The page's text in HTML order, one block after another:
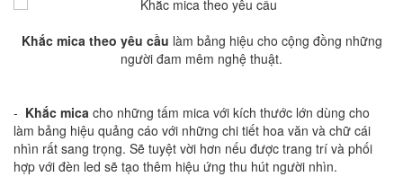
Khắc mica theo yêu cầu làm bảng hiệu cho cộng đồng những
người đam mêm nghệ thuật.
- Khắc mica cho những tấm mica với kích thước lớn dùng cho
làm bảng hiệu quảng cáo với những chi tiết hoa văn và chữ cái
nhìn rất sang trọng. Sẽ tuyệt vời hơn nếu được trang trí và phối
hợp với đèn led sẽ tạo thêm hiệu ứng thu hút người nhìn.